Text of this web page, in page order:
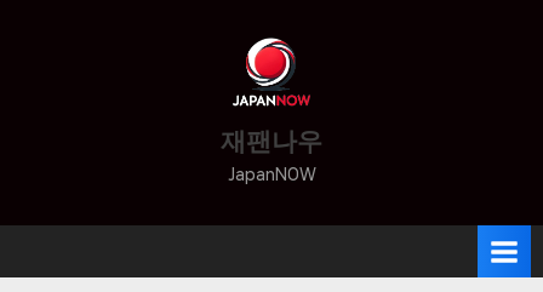
재팬나우
JapanNOW